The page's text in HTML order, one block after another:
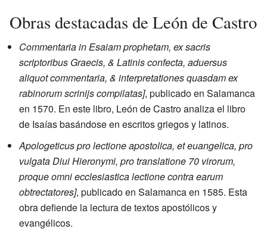
Obras destacadas de León de Castro
Commentaria in Esaiam prophetam, ex sacris
scriptoribus Graecis, & Latinis confecta, aduersus
aliquot commentaria, & interpretationes quasdam ex
rabinorum scrinijs compilatas], publicado en Salamanca
en 1570. En este libro, León de Castro analiza el libro
de Isaías basándose en escritos griegos y latinos.
Apologeticus pro lectione apostolica, et euangelica, pro
vulgata Diui Hieronymi, pro translatione 70 virorum,
proque omni ecclesiastica lectione contra earum
obtrectatores], publicado en Salamanca en 1585. Esta
obra defiende la lectura de textos apostólicos y
evangélicos.